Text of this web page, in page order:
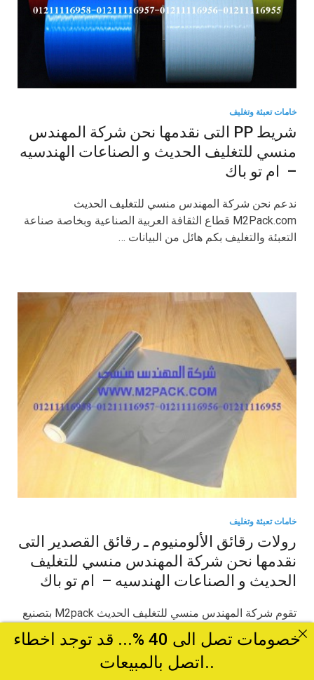
خامات تعبئة وتغليف
شريط PP التى نقدمها نحن شركة المهندس
منسي للتغليف الحديث و الصناعات الهندسيه
– ام تو باك
ندعم نحن شركة المهندس منسي للتغليف الحديث
M2Pack.com قطاع الثقافة العربية الصناعية وبخاصة صناعة
التعبئة والتغليف بكم هائل من البيانات …
خامات تعبئة وتغليف
رولات رقائق الألومنيوم ـ رقائق القصدير التى
نقدمها نحن شركة المهندس منسي للتغليف
الحديث و الصناعات الهندسيه – ام تو باك
تقوم شركة المهندس منسي للتغليف الحديث M2pack بتصنيع
العديد من الماكينات والمنتجات في مصنعنا المتطور في
جمهورية الصين الشعبية حيث …
خصومات تصل الى 40 %... قد توجد اخطاء
..اتصل بالمبيعات